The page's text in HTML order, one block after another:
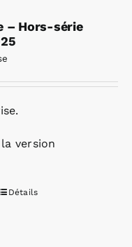
– Hors-série
version
Détails